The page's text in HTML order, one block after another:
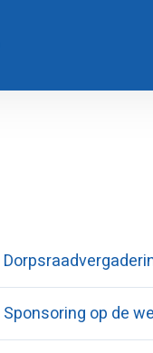
Sponsoring op de